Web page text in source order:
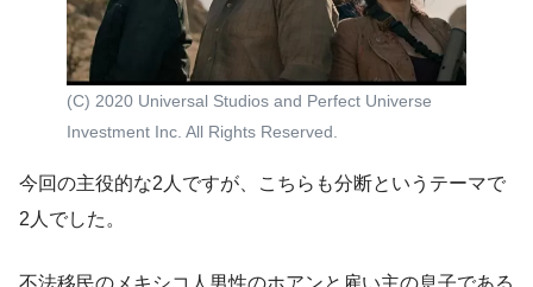
(C) 2020 Universal Studios and Perfect Universe
Investment Inc. All Rights Reserved.
今回の主役的な2人ですが、こちらも分断というテーマで
2人でした。
不法移民のメキシコ人男性のホアンと雇い主の息子である